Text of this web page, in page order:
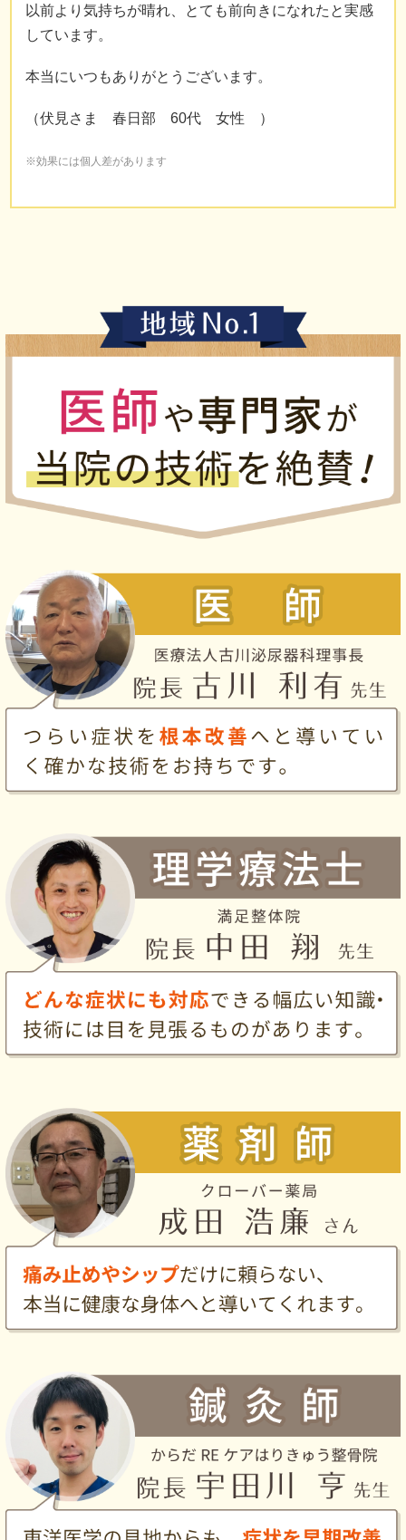
以前より気持ちが晴れ、とても前向きになれたと実感
しています。
本当にいつもありがとうございます。
（伏見さま 春日部 60代 女性 ）
※効果には個人差があります